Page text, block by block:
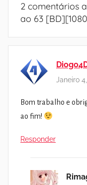
2 comentários a
ao 63
Janeiro
Bom trabalho e
ao fim!
Responder